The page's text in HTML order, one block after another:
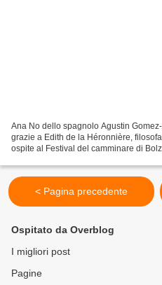
Ana No dello spagnolo Agustin
grazie a Edith de la Héronnière,
ospite al Festival del camminare di
< Pagina precedente
Ospitato da Overblog
I migliori post
Pagine